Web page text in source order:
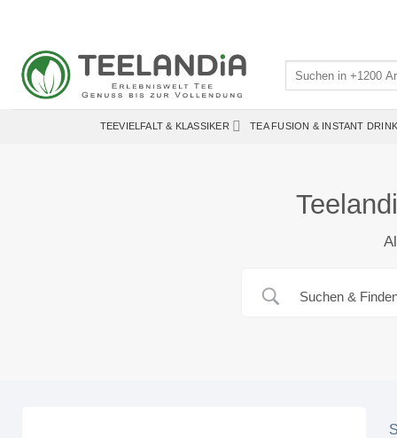
springen
TEEVIELFALT & KLASSIKER TEA FUSION & INSTANT